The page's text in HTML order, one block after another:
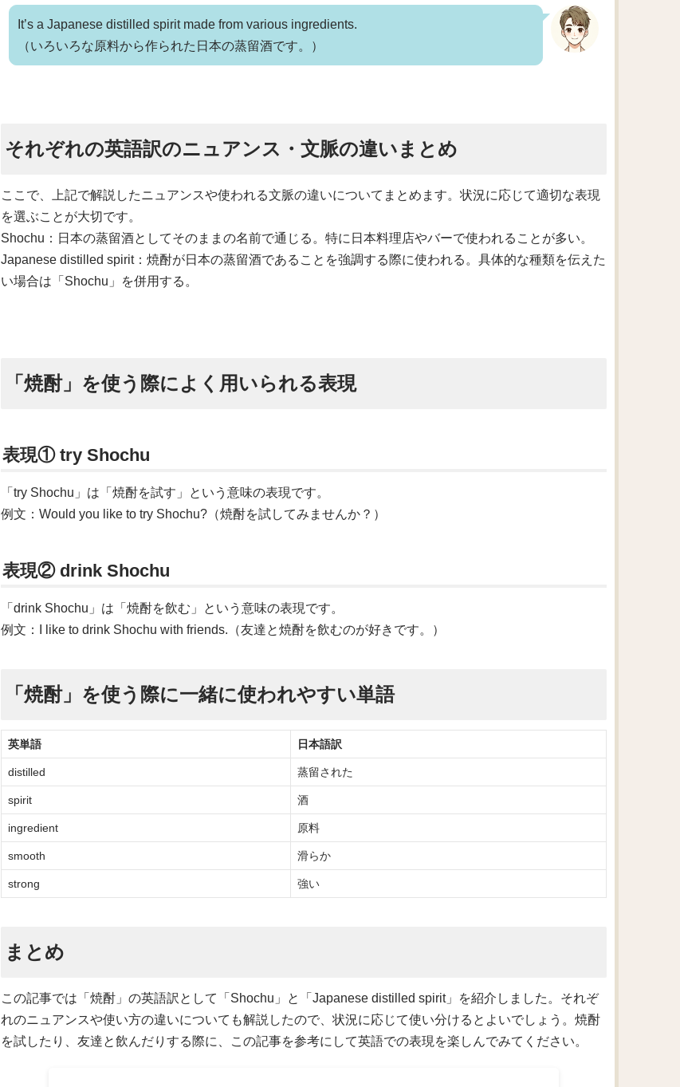
It’s a Japanese distilled spirit made from various ingredients.
（いろいろな原料から作られた日本の蒸留酒です。）
それぞれの英語訳のニュアンス・文脈の違いまとめ
ここで、上記で解説したニュアンスや使われる文脈の違いについてまとめます。状況に応じて適切な表現
を選ぶことが大切です。
Shochu：日本の蒸留酒としてそのままの名前で通じる。特に日本料理店やバーで使われることが多い。
Japanese distilled spirit：焼酎が日本の蒸留酒であることを強調する際に使われる。具体的な種類を伝えた
い場合は「Shochu」を併用する。
「焼酎」を使う際によく用いられる表現
表現① try Shochu
「try Shochu」は「焼酎を試す」という意味の表現です。
例文：Would you like to try Shochu?（焼酎を試してみませんか？）
表現② drink Shochu
「drink Shochu」は「焼酎を飲む」という意味の表現です。
例文：I like to drink Shochu with friends.（友達と焼酎を飲むのが好きです。）
「焼酎」を使う際に一緒に使われやすい単語
英単語 日本語訳
distilled 蒸留された
spirit 酒
ingredient 原料
smooth 滑らか
strong 強い
まとめ
この記事では「焼酎」の英語訳として「Shochu」と「Japanese distilled spirit」を紹介しました。それぞ
れのニュアンスや使い方の違いについても解説したので、状況に応じて使い分けるとよいでしょう。焼酎
を試したり、友達と飲んだりする際に、この記事を参考にして英語での表現を楽しんでみてください。